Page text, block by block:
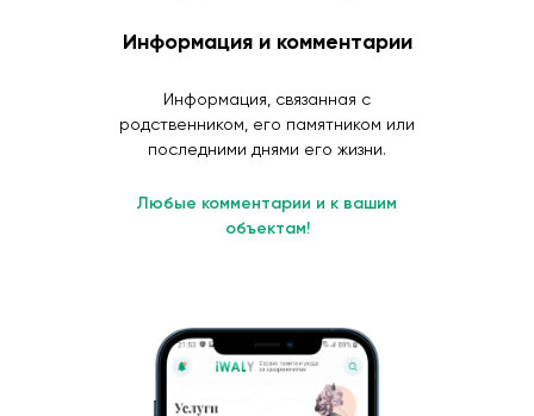
Информация и комментарии
Информация, связанная с
родственником, его памятником или
последними днями его жизни.
Любые комментарии и к вашим
объектам!